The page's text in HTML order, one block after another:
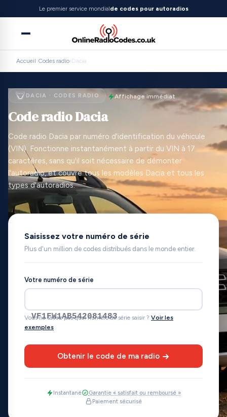
Le premier service mondialde codes pour autoradios
Accueil›Codes radio›Dacia
DACIA · CODES RADIO Affichage immédiat
Code radio Dacia
Code radio Dacia par numéro d'identification du véhicule
(VIN). Fonctionne instantanément à partir du VIN à 17
caractères, sans qu'il soit nécessaire de démonter
l'autoradio, et couvre tous les modèles Dacia et tous les
types d'autoradios.
Saisissez votre numéro de série
Plus d'un million de codes distribués dans le monde entier.
Votre numéro de série
VF1FW1AB542081483
Vous ne savez pas quel numéro de série saisir ? Voir les
exemples
Obtenir le code de ma radio
Instantané
Garantie « satisfait ou remboursé »
Paiement sécurisé